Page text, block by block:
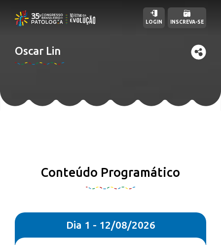
Oscar Lin
LOGIN INSCREVA-SE
Conteúdo Programático
Dia 1 - 12/08/2026